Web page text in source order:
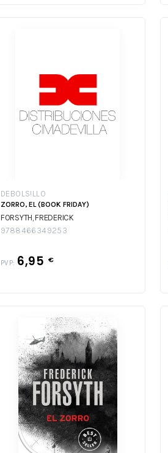
DEBOLS!LLO
ZORRO, EL (BOOK FRIDAY)
FORSYTH, FREDERICK
9788466349253
PVP: 6,95 €